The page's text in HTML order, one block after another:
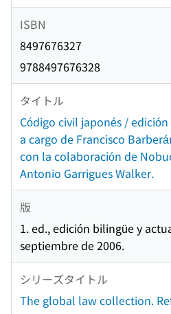
ISBN
8497676327
9788497676328
タイトル
Código civil japonés /
a cargo de Francisco
con la colaboración de
Antonio Garrigues Walker.
版
1. ed., edición bilingüe y
septiembre de 2006.
シリーズタイトル
The global law collection.